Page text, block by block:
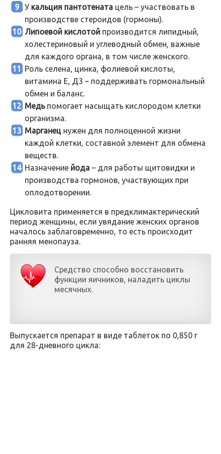
У кальция пантотената цель – участвовать в
производстве стероидов (гормоны).
Липоевой кислотой производится липидный,
холестериновый и углеводный обмен, важные
для каждого органа, в том числе женского.
Роль селена, цинка, фолиевой кислоты,
витамина Е, Д3 – поддерживать гормональный
обмен и баланс.
Медьпомогает насыщать кислородом клетки
организма.
Марганец нужен для полноценной жизни
каждой клетки, составной элемент для обмена
веществ.
Назначение йода – для работы щитовидки и
производства гормонов, участвующих при
оплодотворении.
Цикловита применяется в предклимактерический
период женщины, если увядание женских органов
началось заблаговременно, то есть происходит
ранняя менопауза.
Средство способно восстановить
функции яичников, наладить циклы
месячных.
Выпускается препарат в виде таблеток по 0,850 г
для 28-дневного цикла: